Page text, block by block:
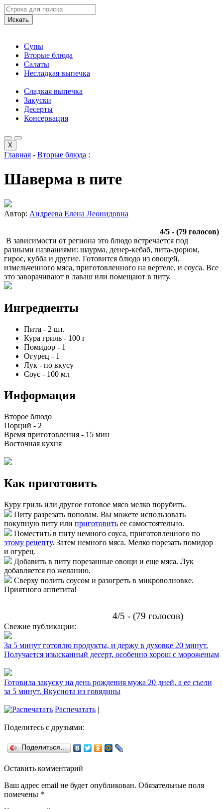
Искать
Супы
Вторые блюда
Салаты
Несладкая выпечка
Сладкая выпечка
Закуски
Десерты
Консервация
X
Главная - Вторые блюда :
Шаверма в пите
Автор: Андреева Елена Леонидовна
4/5 - (79 голосов)
В зависимости от региона это блюдо встречается под
разными названиями: шаурма, денер-кебаб, пита-дюрюм,
гирос, кубба и другие. Готовится блюдо из овощей,
измельченного мяса, приготовленного на вертеле, и соуса. Все
это заворачивают в лаваш или помещают в питу.
Ингредиенты
Пита - 2 шт.
Кура гриль - 100 г
Помидор - 1
Огурец - 1
Лук - по вкусу
Соус - 100 мл
Информация
Второе блюдо
Порций - 2
Время приготовления - 15 мин
Восточная кухня
Как приготовить
Куру гриль или другое готовое мясо мелко порубить.
Питу разрезать пополам. Вы можете использовать
покупную питу или приготовить ее самостоятельно.
Поместить в питу немного соуса, приготовленного по
этому рецепту. Затем немного мяса. Мелко порезать помидор
и огурец.
Добавить в питу порезанные овощи и еще мяса. Лук
добавляется по желанию.
Сверху полить соусом и разогреть в микроволновке.
Приятного аппетита!
4/5 - (79 голосов)
Свежие публикации:
За 5 минут готовлю продукты, и держу в духовке 20 минут.
Получается изысканный десерт, особенно хорош с мороженым
Готовила закуску на день рождения мужа 20 дней, а ее съели
за 5 минут. Вкуснота из говядины
Распечатать |
Поделитесь с друзьями:
Поделиться…
Оставить комментарий
Ваш адрес email не будет опубликован. Обязательные поля
помечены *